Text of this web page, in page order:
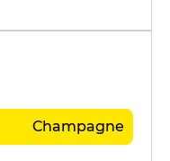
Champagne